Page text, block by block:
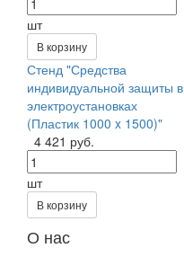
шт
В корзину
Стенд "Средства
индивидуальной защиты в
электроустановках
(Пластик 1000 x 1500)"
4 421 руб.
шт
В корзину
О нас